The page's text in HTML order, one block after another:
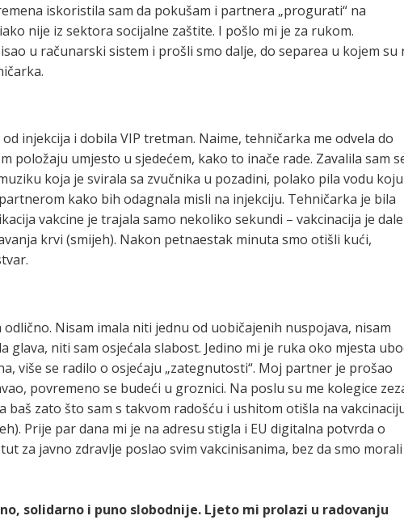
iskoristila sam da pokušam i partnera „progurati“ na
nije iz sektora socijalne zaštite. I pošlo mi je za rukom.
u računarski sistem i prošli smo dalje, do separea u kojem su
injekcija i dobila VIP tretman. Naime, tehničarka me odvela do
položaju umjesto u sjedećem, kako to inače rade. Zavalila sam
koja je svirala sa zvučnika u pozadini, polako pila vodu koju
kako bih odagnala misli na injekciju. Tehničarka je bila
vakcine je trajala samo nekoliko sekundi – vakcinacija je
krvi (smijeh). Nakon petnaestak minuta smo otišli kući,
odlično. Nisam imala niti jednu od uobičajenih nuspojava, nisam
glava, niti sam osjećala slabost. Jedino mi je ruka oko mjesta
više se radilo o osjećaju „zategnutosti“. Moj partner je prošao
povremeno se budeći u groznici. Na poslu su me kolegice
baš zato što sam s takvom radošću i ushitom otišla na
Prije par dana mi je na adresu stigla i EU digitalna potvrda o
za javno zdravlje poslao svim vakcinisanima, bez da smo morali
solidarno i puno slobodnije. Ljeto mi prolazi u radovanju